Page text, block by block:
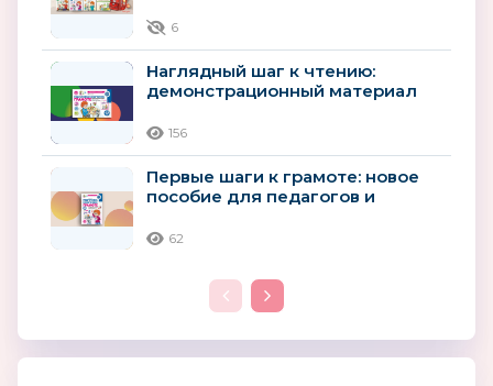
обучению
6
Наглядный шаг к чтению:
демонстрационный материал
156
Первые шаги к грамоте: новое
пособие для педагогов и
62